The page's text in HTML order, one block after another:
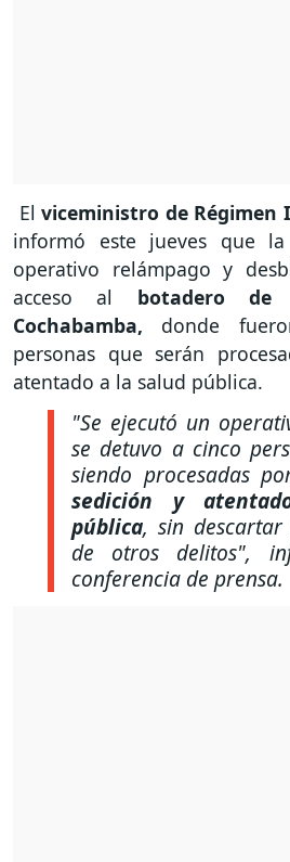
Elviceministro de Régimen
informó este jueves que la
operativo relámpago y
acceso al botadero de
Cochabamba, donde
personas que serán
atentado a la salud pública.
"Se ejecutó un
se detuvo a cinco
siendo procesadas
sedición y
pública, sin
de otros delitos",
conferencia de prensa.